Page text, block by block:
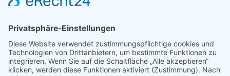
Über uns
Impressum
Datenschutzerklärung
Pressemitteilung